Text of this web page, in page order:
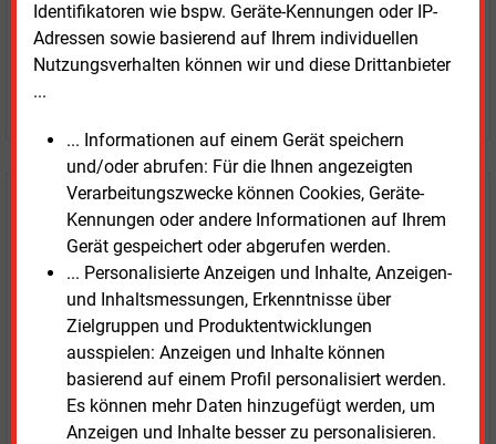
Identifikatoren wie bspw. Geräte-Kennungen oder IP-
Adressen sowie basierend auf Ihrem individuellen
Nutzungsverhalten können wir und diese Drittanbieter
...
... Informationen auf einem Gerät speichern
und/oder abrufen: Für die Ihnen angezeigten
Verarbeitungszwecke können Cookies, Geräte-
Kennungen oder andere Informationen auf Ihrem
Gerät gespeichert oder abgerufen werden.
... Personalisierte Anzeigen und Inhalte, Anzeigen-
und Inhaltsmessungen, Erkenntnisse über
Zielgruppen und Produktentwicklungen
ausspielen: Anzeigen und Inhalte können
basierend auf einem Profil personalisiert werden.
Es können mehr Daten hinzugefügt werden, um
Anzeigen und Inhalte besser zu personalisieren.
Testen SieE&M
kostenlos und
unverbindlich
Zwei Wochen kostenfreier Zugang
Zugang auf stündlich aktualisierte Nachrichten mit
Prognose- und Marktdaten
+ einmal täglich E&M daily
+ zwei Ausgaben der Zeitung E&M
ohne automatische Verlängerung